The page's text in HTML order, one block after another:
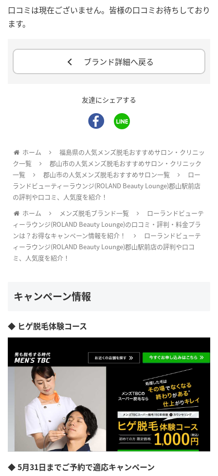
口コミは現在ございません。皆様の口コミお待ちしており
ます。
ブランド詳細へ戻る
友達にシェアする
ホーム
福島県の人気メンズ脱毛おすすめサロン・クリニッ
ク一覧
郡山市の人気メンズ脱毛おすすめサロン・クリニック
一覧
郡山市の人気メンズ脱毛おすすめサロン一覧
ロー
ランドビューティーラウンジ(ROLAND Beauty Lounge)郡山駅前店
の評判や口コミ、人気度を紹介！
ホーム
メンズ脱毛ブランド一覧
ローランドビューテ
ィーラウンジ(ROLAND Beauty Lounge)の口コミ・評判・料金プラ
ンは？お得なキャンペーン情報を紹介！
ローランドビューテ
ィーラウンジ(ROLAND Beauty Lounge)郡山駅前店の評判や口コ
ミ、人気度を紹介！
キャンペーン情報
◆ ヒゲ脱毛体験コース
◆ 5月31日までご予約で適応キャンペーン